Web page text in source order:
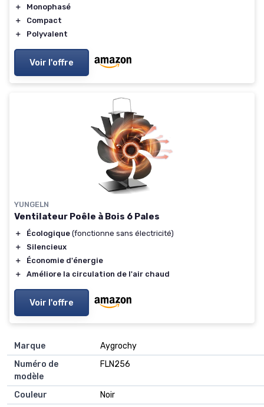
＋
Monophasé
＋
Compact
＋
Polyvalent
Voir l'offre
YUNGELN
Ventilateur Poêle à Bois 6 Pales
＋ Écologique (fonctionne sans électricité)
＋
Silencieux
＋
Économie d'énergie
＋
Améliore la circulation de l'air chaud
Voir l'offre
Marque
‎Aygrochy
Numéro de
modèle
‎FLN256
Couleur
‎Noir